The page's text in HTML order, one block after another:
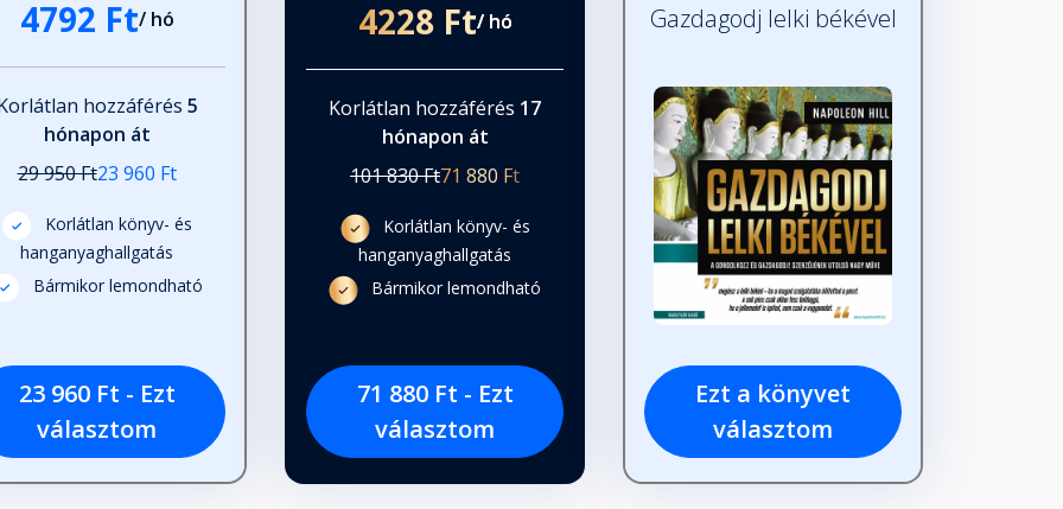
4792 Ft/ hó
hozzáférés 5
hónapon át
29 950 Ft23 960 Ft
Korlátlan könyv- és
hanganyaghallgatás
Bármikor lemondható
23 960 Ft - Ezt
választom
4228 Ft/ hó
Korlátlan hozzáférés 17
hónapon át
101 830 Ft71 880 Ft
Korlátlan könyv- és
hanganyaghallgatás
Bármikor lemondható
71 880 Ft - Ezt
választom
Gazdagodj lelki békével
Ezt a könyvet
választom